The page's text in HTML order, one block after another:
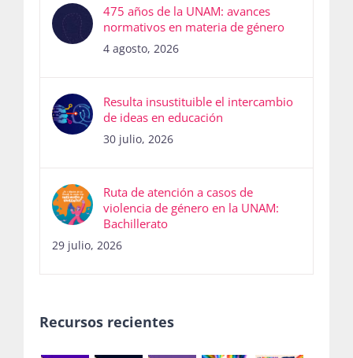
475 años de la UNAM: avances
normativos en materia de género
4 agosto, 2026
Resulta insustituible el intercambio
de ideas en educación
30 julio, 2026
Ruta de atención a casos de
violencia de género en la UNAM:
Bachillerato
29 julio, 2026
Recursos recientes